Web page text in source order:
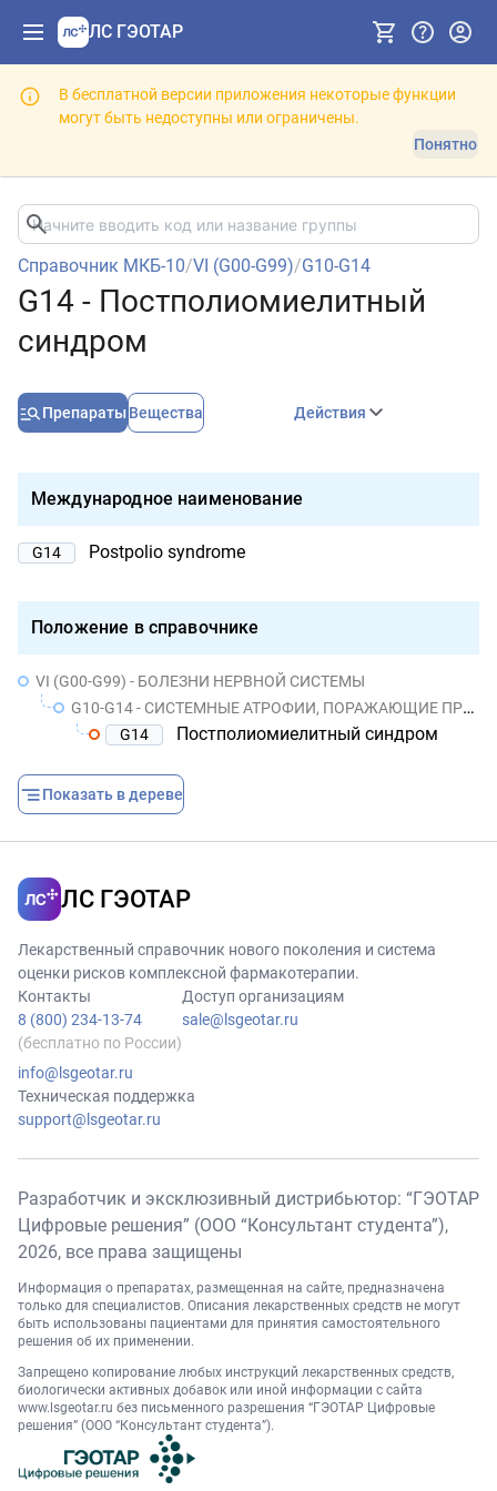
ЛС ГЭОТАР
В бесплатной версии приложения некоторые функции
могут быть недоступны или ограничены.
Понятно
Справочник МКБ-10/VI (G00-G99)/G10-G14
G14 - Постполиомиелитный
синдром
Препараты Вещества Действия
Международное наименование
G14 Postpolio syndrome
Положение в справочнике
VI (G00-G99) - БОЛЕЗНИ НЕРВНОЙ СИСТЕМЫ
G10-G14 - СИСТЕМНЫЕ АТРОФИИ, ПОРАЖАЮЩИЕ ПРЕИМУЩЕСТВЕННО ЦЕНТРАЛЬНУЮ НЕРВНУЮ СИСТЕМУ
G14
Постполиомиелитный синдром
Показать в дереве
ЛС ГЭОТАР
Лекарственный справочник нового поколения и система
оценки рисков комплексной фармакотерапии.
Контакты
8 (800) 234-13-74
(бесплатно по России)
info@lsgeotar.ru
Доступ организациям
sale@lsgeotar.ru
Техническая поддержка
support@lsgeotar.ru
Разработчик и эксклюзивный дистрибьютор: “ГЭОТАР
Цифровые решения” (ООО “Консультант студента”),
2026, все права защищены
Информация о препаратах, размещенная на сайте, предназначена
только для специалистов. Описания лекарственных средств не могут
быть использованы пациентами для принятия самостоятельного
решения об их применении.
Запрещено копирование любых инструкций лекарственных средств,
биологически активных добавок или иной информации с сайта
www.lsgeotar.ru без письменного разрешения “ГЭОТАР Цифровые
решения” (ООО “Консультант студента”).